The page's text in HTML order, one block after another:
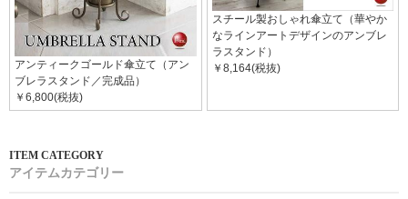
アンティークゴールド傘立て（アン
ブレラスタンド／完成品）
￥6,800(税抜)
スチール製おしゃれ傘立て（華やか
なラインアートデザインのアンブレ
ラスタンド）
￥8,164(税抜)
アイテムカテゴリー